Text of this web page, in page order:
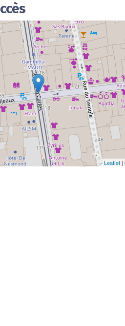
Leaflet |